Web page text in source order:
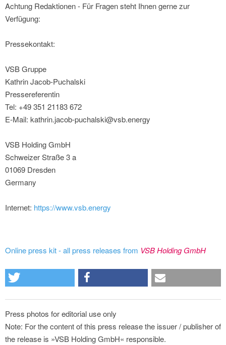
Achtung Redaktionen - Für Fragen steht Ihnen gerne zur
Verfügung:
Pressekontakt:
VSB Gruppe
Kathrin Jacob-Puchalski
Pressereferentin
Tel: +49 351 21183 672
E-Mail: kathrin.jacob-puchalski@vsb.energy
VSB Holding GmbH
Schweizer Straße 3 a
01069 Dresden
Germany
Internet: https://www.vsb.energy
Online press kit - all press releases from VSB Holding GmbH
Press photos for editorial use only
Note: For the content of this press release the issuer / publisher of
the release is »VSB Holding GmbH« responsible.